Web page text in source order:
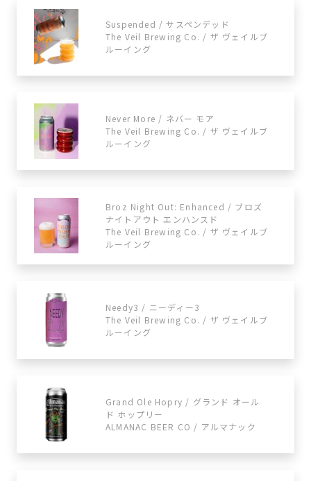
Suspended / サスペンデッド
The Veil Brewing Co. / ザ ヴェイルブ
ルーイング
Never More / ネバー モア
The Veil Brewing Co. / ザ ヴェイルブ
ルーイング
Broz Night Out: Enhanced / ブロズ
ナイトアウト エンハンスド
The Veil Brewing Co. / ザ ヴェイルブ
ルーイング
Needy3 / ニーディー3
The Veil Brewing Co. / ザ ヴェイルブ
ルーイング
Grand Ole Hopry / グランド オール
ド ホップリー
ALMANAC BEER CO / アルマナック